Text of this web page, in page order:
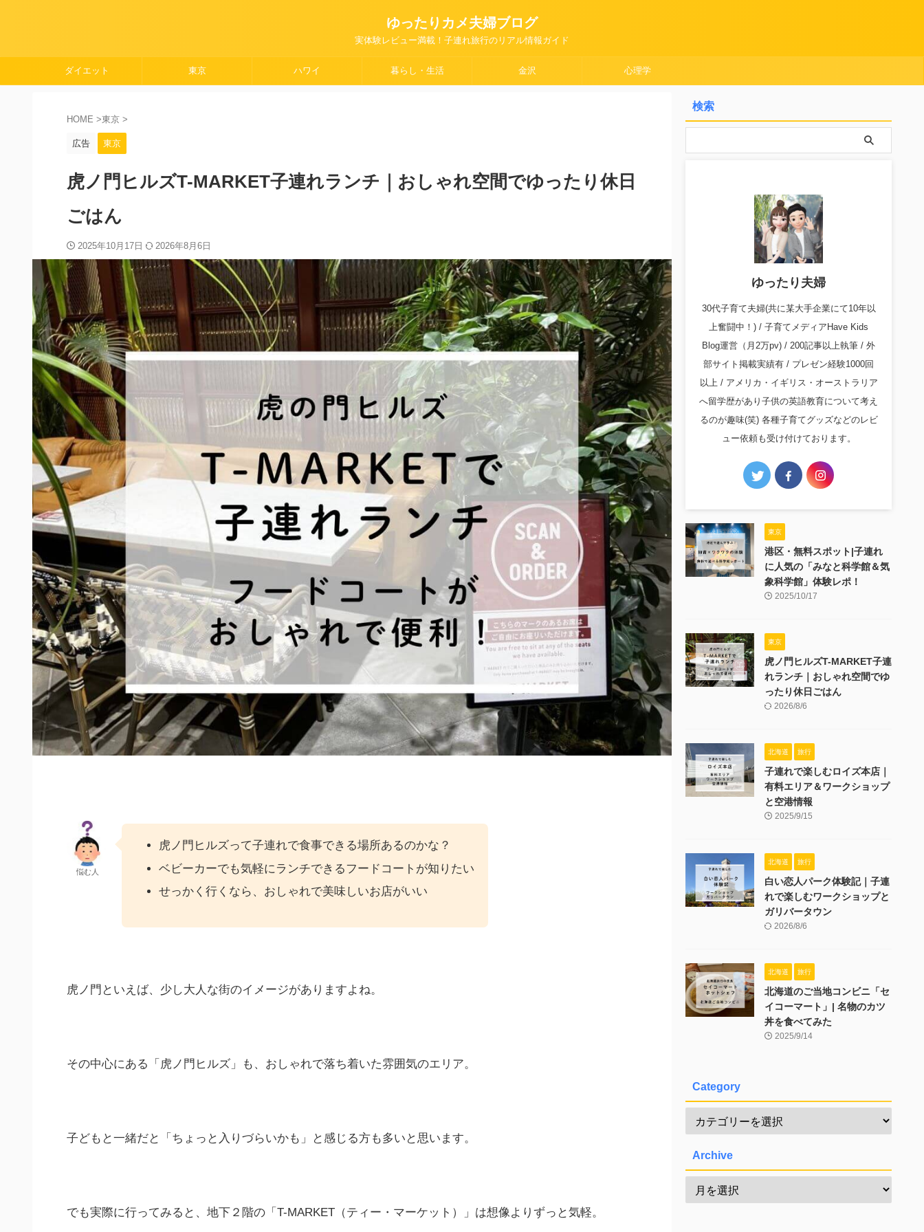
ゆったりカメ夫婦ブログ
実体験レビュー満載！子連れ旅行のリアル情報ガイド
ダイエット 東京 ハワイ 暮らし・生活 金沢 心理学
HOME >東京 >
広告 東京
虎ノ門ヒルズT-MARKET子連れランチ｜おしゃれ空間でゆったり休日
ごはん
2025年10月17日 2026年8月6日
悩む人
虎ノ門ヒルズって子連れで食事できる場所あるのかな？
ベビーカーでも気軽にランチできるフードコートが知りたい
せっかく行くなら、おしゃれで美味しいお店がいい
虎ノ門といえば、少し大人な街のイメージがありますよね。
その中心にある「虎ノ門ヒルズ」も、おしゃれで落ち着いた雰囲気のエリア。
子どもと一緒だと「ちょっと入りづらいかも」と感じる方も多いと思います。
でも実際に行ってみると、地下２階の「T-MARKET（ティー・マーケット）」は想像よりずっと気軽。
検索
ゆったり夫婦
30代子育て夫婦(共に某大手企業にて10年以
上奮闘中！) / 子育てメディアHave Kids
Blog運営（月2万pv) / 200記事以上執筆 / 外
部サイト掲載実績有 / プレゼン経験1000回
以上 / アメリカ・イギリス・オーストラリア
へ留学歴があり子供の英語教育について考え
るのが趣味(笑) 各種子育てグッズなどのレビ
ュー依頼も受け付けております。
東京
港区・無料スポット|子連れ
に人気の「みなと科学館＆気
象科学館」体験レポ！
2025/10/17
東京
虎ノ門ヒルズT-MARKET子連
れランチ｜おしゃれ空間でゆ
ったり休日ごはん
2026/8/6
北海道 旅行
子連れで楽しむロイズ本店｜
有料エリア＆ワークショップ
と空港情報
2025/9/15
北海道 旅行
白い恋人パーク体験記｜子連
れで楽しむワークショップと
ガリバータウン
2026/8/6
北海道 旅行
北海道のご当地コンビニ「セ
イコーマート」| 名物のカツ
丼を食べてみた
2025/9/14
Category
Archive